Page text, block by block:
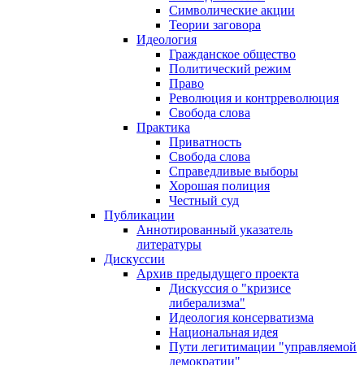
Символические акции
Теории заговора
Идеология
Гражданское общество
Политический режим
Право
Революция и контрреволюция
Свобода слова
Практика
Приватность
Свобода слова
Справедливые выборы
Хорошая полиция
Честный суд
Публикации
Аннотированный указатель
литературы
Дискуссии
Архив предыдущего проекта
Дискуссия о "кризисе
либерализма"
Идеология консерватизма
Национальная идея
Пути легитимации "управляемой
демократии"